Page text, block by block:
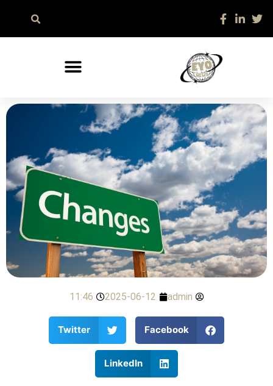
admin
2025-06-12
11:46
Facebook
Twitter
LinkedIn